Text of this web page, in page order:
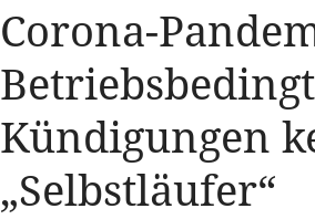
Corona-
Kündigungen
„Selbstläufer“